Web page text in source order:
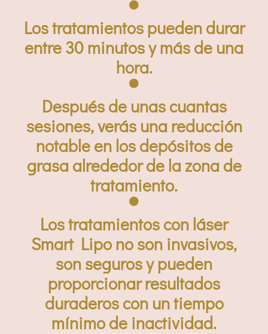
Los tratamientos pueden durar
entre 30 minutos y más de una
hora.
Después de unas cuantas
sesiones, verás una reducción
notable en los depósitos de
grasa alrededor de la zona de
tratamiento.
Los tratamientos con láser
Smart Lipo no son invasivos,
son seguros y pueden
proporcionar resultados
duraderos con un tiempo
mínimo de inactividad.